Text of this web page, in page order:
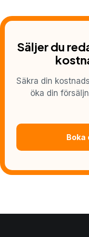
Säljer du
Säkra din
öka din
Boka